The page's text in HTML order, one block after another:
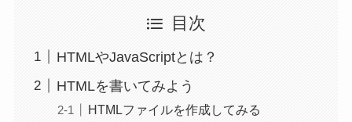
目次
HTMLやJavaScriptとは？
HTMLを書いてみよう
HTMLファイルを作成してみる